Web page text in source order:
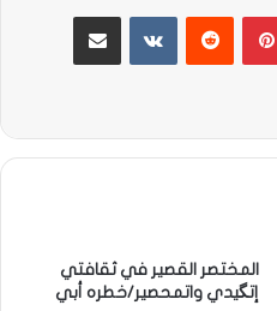
بينتيريست مشاركة عبر البريد
المختصر القصير في ثقافتي
إتگيدي واتمحصير/خطره أبي